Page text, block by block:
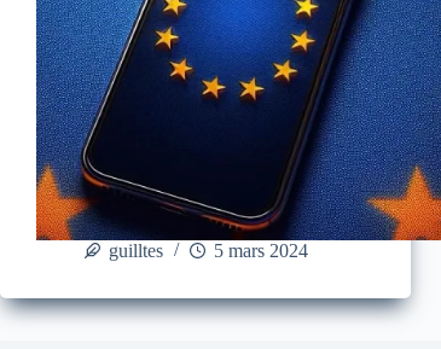
guilltes 5 mars 2024